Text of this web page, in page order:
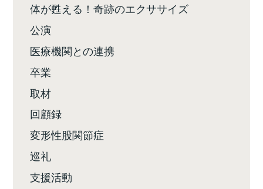
体が甦える！奇跡のエクササイズ
公演
医療機関との連携
卒業
取材
回顧録
変形性股関節症
巡礼
支援活動